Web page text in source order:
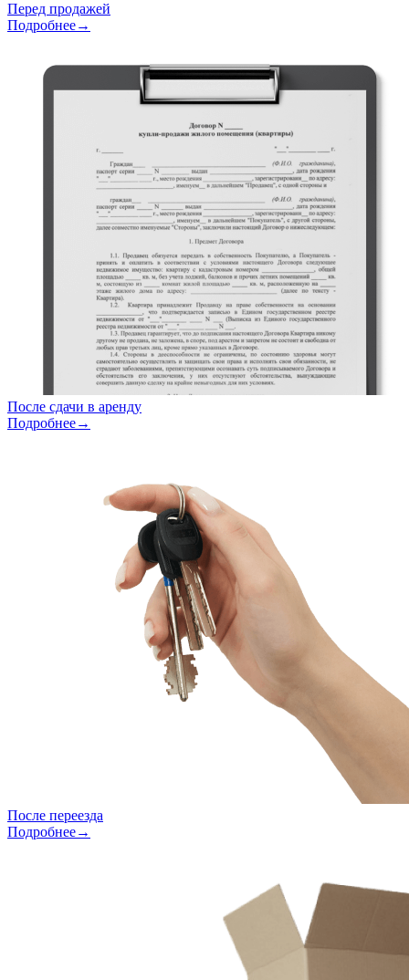
Перед продажей
Подробнее→
После сдачи в аренду
Подробнее→
После переезда
Подробнее→